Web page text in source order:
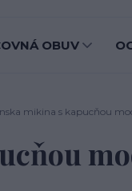
OBUV
mikina s kapucňou